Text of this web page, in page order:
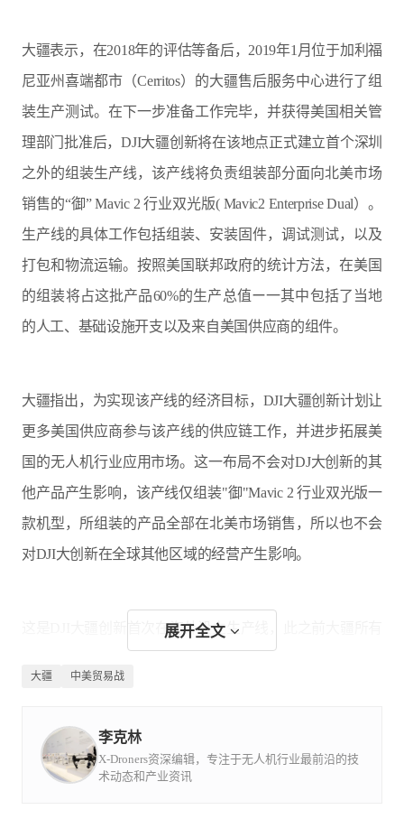
大疆表示，在2018年的评估等备后，2019年1月位于加利福
尼亚州喜端都市（Cerritos）的大疆售后服务中心进行了组
装生产测试。在下一步准备工作完毕，并获得美国相关管
理部门批准后，DJI大疆创新将在该地点正式建立首个深圳
之外的组装生产线，该产线将负责组装部分面向北美市场
销售的“御” Mavic 2 行业双光版( Mavic2 Enterprise Dual）。
生产线的具体工作包括组装、安装固件，调试测试，以及
打包和物流运输。按照美国联邦政府的统计方法，在美国
的组装将占这批产品60%的生产总值ー一其中包括了当地
的人工、基础设施开支以及来自美国供应商的组件。
大疆指出，为实现该产线的经济目标，DJI大疆创新计划让
更多美国供应商参与该产线的供应链工作，并进步拓展美
国的无人机行业应用市场。这一布局不会对DJ大创新的其
他产品产生影响，该产线仅组装"御"Mavic 2 行业双光版一
款机型，所组装的产品全部在北美市场销售，所以也不会
对DJI大创新在全球其他区域的经营产生影响。
这是DJI大疆创新首次在海外设立生产线，此之前大疆所有
展开全文
大疆 中美贸易战
李克林
X-Droners资深编辑，专注于无人机行业最前沿的技
术动态和产业资讯